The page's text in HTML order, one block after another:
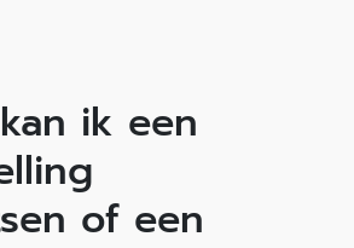
ik een
of een